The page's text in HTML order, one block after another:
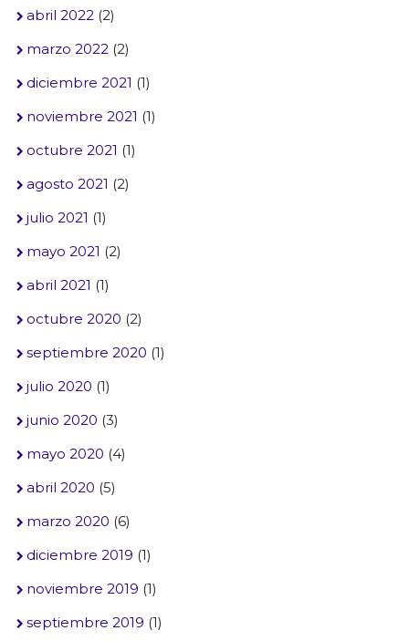
abril 2022(2)
marzo 2022(2)
diciembre 2021 (1)
noviembre 2021 (1)
octubre 2021 (1)
agosto 2021 (2)
julio 2021 (1)
mayo 2021 (2)
abril 2021 (1)
octubre 2020 (2)
septiembre 2020 (1)
julio 2020 (1)
junio 2020 (3)
mayo 2020 (4)
abril 2020 (5)
marzo 2020 (6)
diciembre 2019 (1)
noviembre 2019 (1)
septiembre 2019 (1)